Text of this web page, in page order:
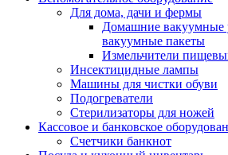
Для дома, дачи и фермы
Домашние вакуумные
вакуумные пакеты
Измельчители
Инсектицидные лампы
Машины для чистки обуви
Подогреватели
Стерилизаторы для ножей
Кассовое и банковское
Счетчики банкнот